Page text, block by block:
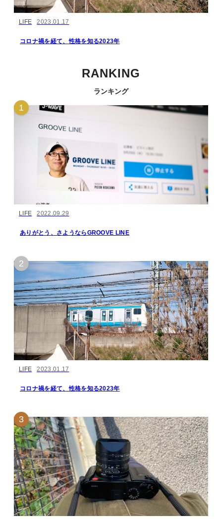
LIFE 2023.01.17
コロナ禍を経て、性格を知る2023年
RANKING
ランキング
LIFE 2022.09.29
ありがとう、さようならGROOVE LINE
LIFE 2023.01.17
コロナ禍を経て、性格を知る2023年